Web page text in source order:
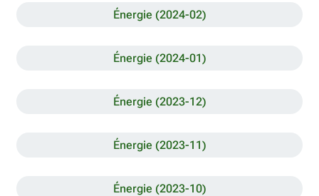
Énergie (2024-02)
Énergie (2024-01)
Énergie (2023-12)
Énergie (2023-11)
Énergie (2023-10)